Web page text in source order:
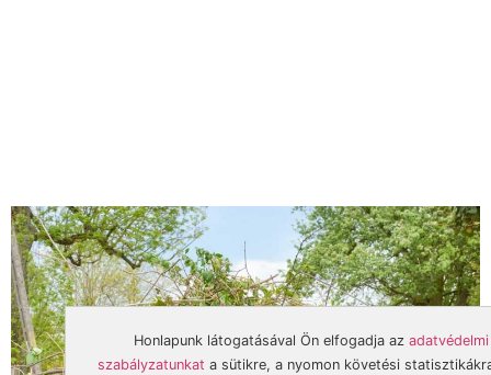
Honlapunk látogatásával Ön elfogadja az adatvédelmi
szabályzatunkat a sütikre, a nyomon követési